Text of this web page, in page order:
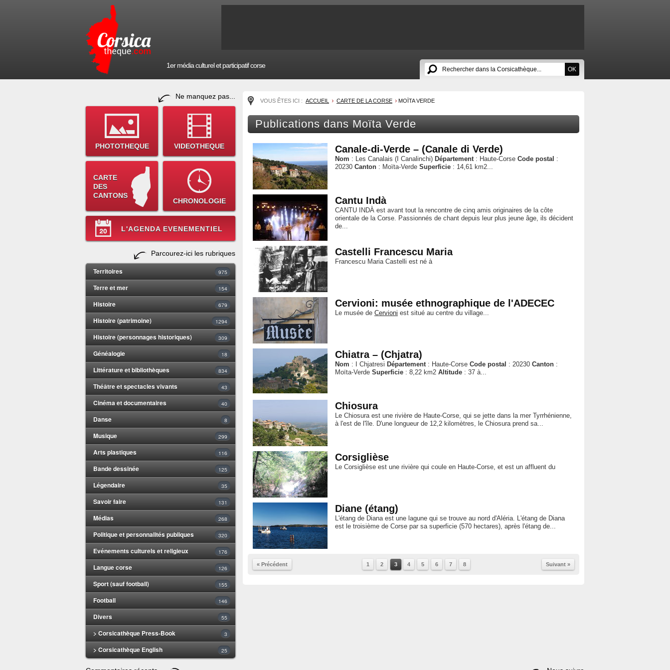
1er média culturel et participatif corse
Ne manquez pas...
PHOTOTHEQUE VIDEOTHEQUE
CARTE
DES
CANTONS
CHRONOLOGIE
L'AGENDA EVENEMENTIEL
Parcourez-ici les rubriques
Territoires 975
Terre et mer 154
Histoire 679
Histoire (patrimoine) 1294
Histoire (personnages historiques) 309
Généalogie 18
Littérature et bibliothèques 834
Théâtre et spectacles vivants 43
Cinéma et documentaires 40
Danse 8
Musique 299
Arts plastiques 116
Bande dessinée 125
Légendaire 35
Savoir faire 131
Médias 268
Politique et personnalités publiques 320
Evénements culturels et religieux 176
Langue corse 126
Sport (sauf football) 155
Football 146
Divers 55
> Corsicathèque Press-Book 3
> Corsicathèque English 25
VOUS ÊTES ICI : ACCUEIL CARTE DE LA CORSE MOÏTA VERDE
Publications dans Moïta Verde
Canale-di-Verde – (Canale di Verde)
Nom : Les Canalais (I Canalinchi) Département : Haute-Corse Code postal :
20230 Canton : Moïta-Verde Superficie : 14,61 km2...
Cantu Indà
CANTU INDÀ est avant tout la rencontre de cinq amis originaires de la côte
orientale de la Corse. Passionnés de chant depuis leur plus jeune âge, ils décident
de...
Castelli Francescu Maria
Francescu Maria Castelli est né à
Cervioni: musée ethnographique de l'ADECEC
Le musée de Cervioni est situé au centre du village...
Chiatra – (Chjatra)
Nom : I Chjatresi Département : Haute-Corse Code postal : 20230 Canton :
Moïta-Verde Superficie : 8,22 km2 Altitude : 37 à...
Chiosura
Le Chiosura est une rivière de Haute-Corse, qui se jette dans la mer Tyrrhénienne,
à l'est de l'île. D'une longueur de 12,2 kilomètres, le Chiosura prend sa...
Corsiglièse
Le Corsiglièse est une rivière qui coule en Haute-Corse, et est un affluent du
Diane (étang)
L'étang de Diana est une lagune qui se trouve au nord d'Aléria. L'étang de Diana
est le troisième de Corse par sa superficie (570 hectares), après l'étang de...
« Précédent Suivant »
1 2 3 4 5 6 7 8